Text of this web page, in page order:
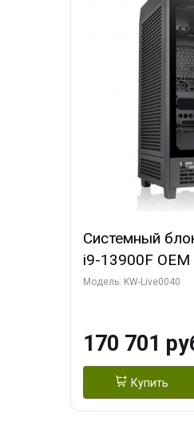
Системный
i9-13900F OEM
7, Efficient-co/
3xDP HD/ 960
Модель: KW-Live0040
170 701
Купить